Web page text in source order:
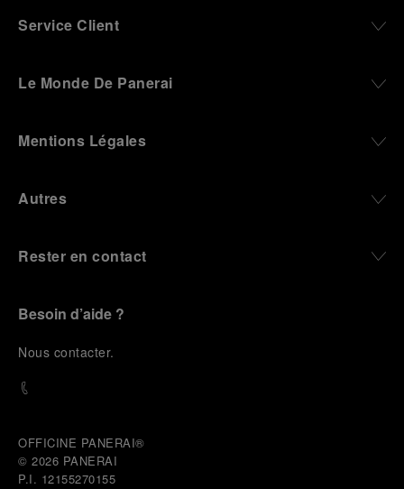
Service Client
Le Monde De Panerai
Mentions Légales
Autres
Rester en contact
Besoin d’aide ?
Nous contacter.
OFFICINE PANERAI®
© 2026 PANERAI
P.I. 12155270155